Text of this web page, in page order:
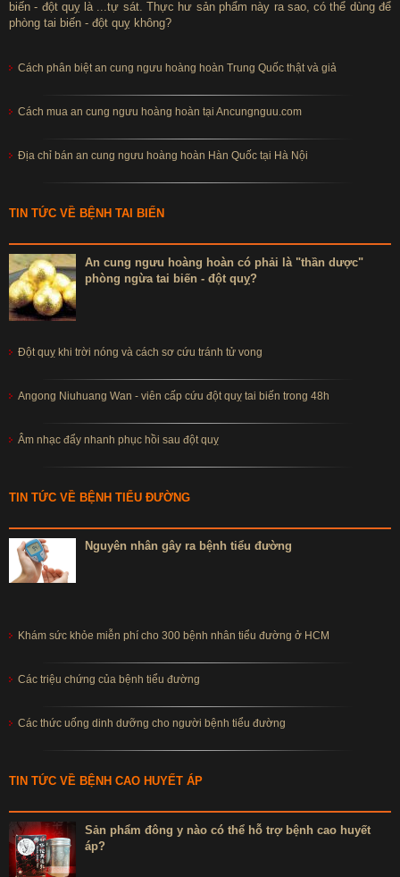
biến - đột quỵ là ...tự sát. Thực hư sản phẩm này ra sao, có thể dùng để
phòng tai biến - đột quỵ không?
Cách phân biệt an cung ngưu hoàng hoàn Trung Quốc thật và giả
Cách mua an cung ngưu hoàng hoàn tại Ancungnguu.com
Địa chỉ bán an cung ngưu hoàng hoàn Hàn Quốc tại Hà Nội
TIN TỨC VỀ BỆNH TAI BIẾN
An cung ngưu hoàng hoàn có phải là "thần dược"
phòng ngừa tai biến - đột quỵ?
Đột quỵ khi trời nóng và cách sơ cứu tránh tử vong
Angong Niuhuang Wan - viên cấp cứu đột quỵ tai biến trong 48h
Âm nhạc đẩy nhanh phục hồi sau đột quỵ
TIN TỨC VỀ BỆNH TIỂU ĐƯỜNG
Nguyên nhân gây ra bệnh tiểu đường
Khám sức khỏe miễn phí cho 300 bệnh nhân tiểu đường ở HCM
Các triệu chứng của bệnh tiểu đường
Các thức uống dinh dưỡng cho người bệnh tiểu đường
TIN TỨC VỀ BỆNH CAO HUYẾT ÁP
Sản phẩm đông y nào có thể hỗ trợ bệnh cao huyết
áp?